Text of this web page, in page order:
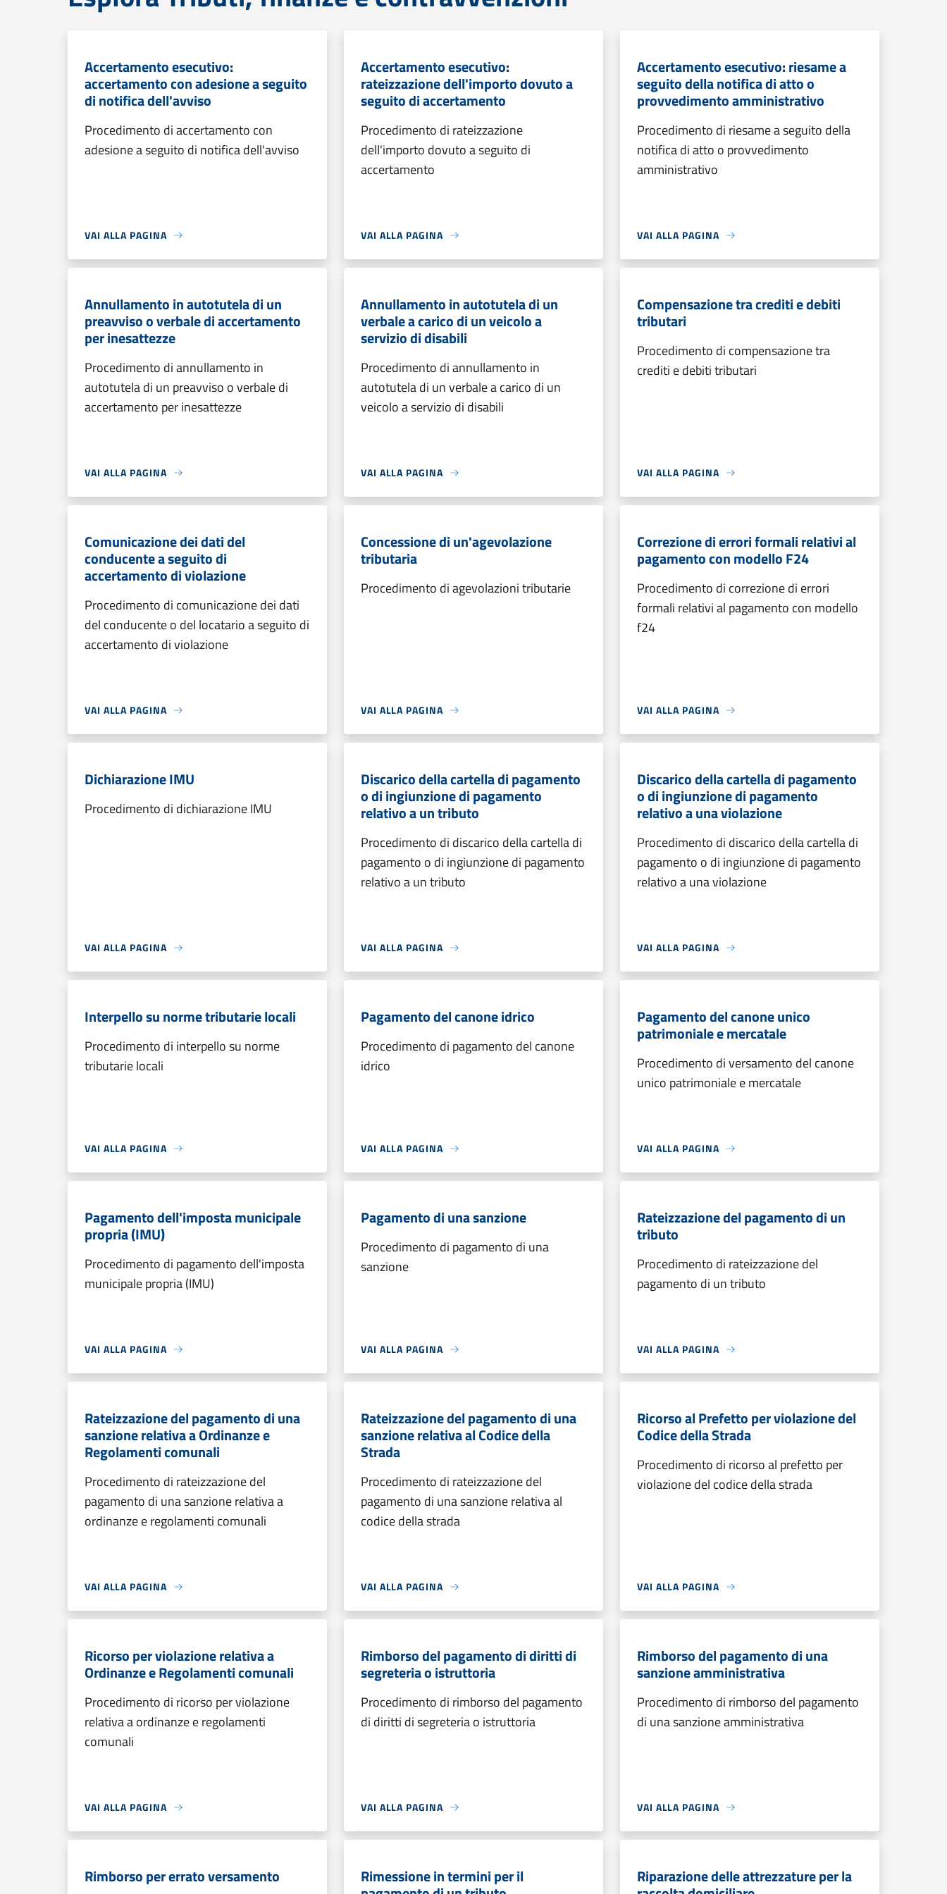
Accertamento esecutivo:
accertamento con adesione a seguito
di notifica dell'avviso
Procedimento di accertamento con
adesione a seguito di notifica dell'avviso
VAI ALLA PAGINA
Accertamento esecutivo:
rateizzazione dell'importo dovuto a
seguito di accertamento
Procedimento di rateizzazione
dell'importo dovuto a seguito di
accertamento
VAI ALLA PAGINA
Accertamento esecutivo: riesame a
seguito della notifica di atto o
provvedimento amministrativo
Procedimento di riesame a seguito della
notifica di atto o provvedimento
amministrativo
VAI ALLA PAGINA
Annullamento in autotutela di un
preavviso o verbale di accertamento
per inesattezze
Procedimento di annullamento in
autotutela di un preavviso o verbale di
accertamento per inesattezze
VAI ALLA PAGINA
Annullamento in autotutela di un
verbale a carico di un veicolo a
servizio di disabili
Procedimento di annullamento in
autotutela di un verbale a carico di un
veicolo a servizio di disabili
VAI ALLA PAGINA
Compensazione tra crediti e debiti
tributari
Procedimento di compensazione tra
crediti e debiti tributari
VAI ALLA PAGINA
Comunicazione dei dati del
conducente a seguito di
accertamento di violazione
Procedimento di comunicazione dei dati
del conducente o del locatario a seguito di
accertamento di violazione
VAI ALLA PAGINA
Concessione di un'agevolazione
tributaria
Procedimento di agevolazioni tributarie
VAI ALLA PAGINA
Correzione di errori formali relativi al
pagamento con modello F24
Procedimento di correzione di errori
formali relativi al pagamento con modello
f24
VAI ALLA PAGINA
Dichiarazione IMU
Procedimento di dichiarazione IMU
VAI ALLA PAGINA
Discarico della cartella di pagamento
o di ingiunzione di pagamento
relativo a un tributo
Procedimento di discarico della cartella di
pagamento o di ingiunzione di pagamento
relativo a un tributo
VAI ALLA PAGINA
Discarico della cartella di pagamento
o di ingiunzione di pagamento
relativo a una violazione
Procedimento di discarico della cartella di
pagamento o di ingiunzione di pagamento
relativo a una violazione
VAI ALLA PAGINA
Interpello su norme tributarie locali
Procedimento di interpello su norme
tributarie locali
VAI ALLA PAGINA
Pagamento del canone idrico
Procedimento di pagamento del canone
idrico
VAI ALLA PAGINA
Pagamento del canone unico
patrimoniale e mercatale
Procedimento di versamento del canone
unico patrimoniale e mercatale
VAI ALLA PAGINA
Pagamento dell'imposta municipale
propria (IMU)
Procedimento di pagamento dell'imposta
municipale propria (IMU)
VAI ALLA PAGINA
Pagamento di una sanzione
Procedimento di pagamento di una
sanzione
VAI ALLA PAGINA
Rateizzazione del pagamento di un
tributo
Procedimento di rateizzazione del
pagamento di un tributo
VAI ALLA PAGINA
Rateizzazione del pagamento di una
sanzione relativa a Ordinanze e
Regolamenti comunali
Procedimento di rateizzazione del
pagamento di una sanzione relativa a
ordinanze e regolamenti comunali
VAI ALLA PAGINA
Rateizzazione del pagamento di una
sanzione relativa al Codice della
Strada
Procedimento di rateizzazione del
pagamento di una sanzione relativa al
codice della strada
VAI ALLA PAGINA
Ricorso al Prefetto per violazione del
Codice della Strada
Procedimento di ricorso al prefetto per
violazione del codice della strada
VAI ALLA PAGINA
Ricorso per violazione relativa a
Ordinanze e Regolamenti comunali
Procedimento di ricorso per violazione
relativa a ordinanze e regolamenti
comunali
VAI ALLA PAGINA
Rimborso del pagamento di diritti di
segreteria o istruttoria
Procedimento di rimborso del pagamento
di diritti di segreteria o istruttoria
VAI ALLA PAGINA
Rimborso del pagamento di una
sanzione amministrativa
Procedimento di rimborso del pagamento
di una sanzione amministrativa
VAI ALLA PAGINA
Rimborso per errato versamento Rimessione in termini per il Riparazione delle attrezzature per la